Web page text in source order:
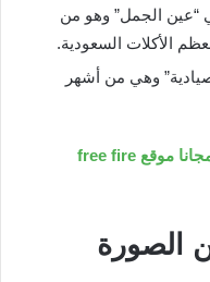
“عين الجمل” وهو من
الأكلات السعودية.
وهي من أشهر
شحن جواهر فري فاير 2026 مجانا موقع free fire
الصورة